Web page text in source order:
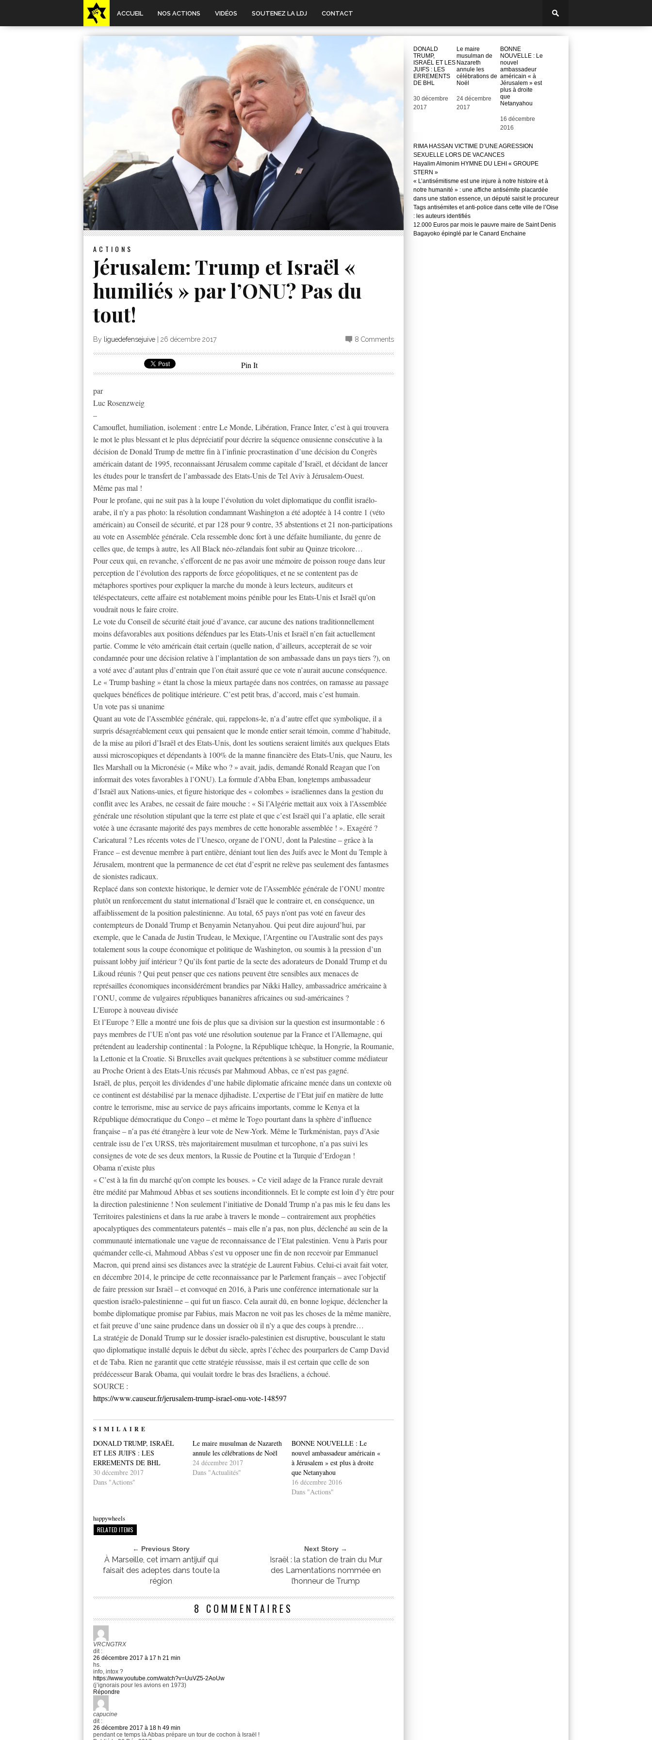
ACCUEIL NOS ACTIONS VIDÉOS SOUTENEZ LA LDJ CONTACT
ACTIONS
Jérusalem: Trump et Israël «
humiliés » par l’ONU? Pas du
tout!
By liguedefensejuive 26 décembre 2017 8 Comments
Pin It
par
Luc Rosenzweig
–
Camouflet, humiliation, isolement : entre Le Monde, Libération, France Inter, c’est à qui trouvera
le mot le plus blessant et le plus dépréciatif pour décrire la séquence onusienne consécutive à la
décision de Donald Trump de mettre fin à l’infinie procrastination d’une décision du Congrès
américain datant de 1995, reconnaissant Jérusalem comme capitale d’Israël, et décidant de lancer
les études pour le transfert de l’ambassade des Etats-Unis de Tel Aviv à Jérusalem-Ouest.
Même pas mal !
Pour le profane, qui ne suit pas à la loupe l’évolution du volet diplomatique du conflit israélo-
arabe, il n’y a pas photo: la résolution condamnant Washington a été adoptée à 14 contre 1 (véto
américain) au Conseil de sécurité, et par 128 pour 9 contre, 35 abstentions et 21 non-participations
au vote en Assemblée générale. Cela ressemble donc fort à une défaite humiliante, du genre de
celles que, de temps à autre, les All Black néo-zélandais font subir au Quinze tricolore…
Pour ceux qui, en revanche, s’efforcent de ne pas avoir une mémoire de poisson rouge dans leur
perception de l’évolution des rapports de force géopolitiques, et ne se contentent pas de
métaphores sportives pour expliquer la marche du monde à leurs lecteurs, auditeurs et
téléspectateurs, cette affaire est notablement moins pénible pour les Etats-Unis et Israël qu’on
voudrait nous le faire croire.
Le vote du Conseil de sécurité était joué d’avance, car aucune des nations traditionnellement
moins défavorables aux positions défendues par les Etats-Unis et Israël n’en fait actuellement
partie. Comme le véto américain était certain (quelle nation, d’ailleurs, accepterait de se voir
condamnée pour une décision relative à l’implantation de son ambassade dans un pays tiers ?), on
a voté avec d’autant plus d’entrain que l’on était assuré que ce vote n’aurait aucune conséquence.
Le « Trump bashing » étant la chose la mieux partagée dans nos contrées, on ramasse au passage
quelques bénéfices de politique intérieure. C’est petit bras, d’accord, mais c’est humain.
Un vote pas si unanime
Quant au vote de l’Assemblée générale, qui, rappelons-le, n’a d’autre effet que symbolique, il a
surpris désagréablement ceux qui pensaient que le monde entier serait témoin, comme d’habitude,
de la mise au pilori d’Israël et des Etats-Unis, dont les soutiens seraient limités aux quelques Etats
aussi microscopiques et dépendants à 100% de la manne financière des Etats-Unis, que Nauru, les
Iles Marshall ou la Micronésie (« Mike who ? » avait, jadis, demandé Ronald Reagan que l’on
informait des votes favorables à l’ONU). La formule d’Abba Eban, longtemps ambassadeur
d’Israël aux Nations-unies, et figure historique des « colombes » israéliennes dans la gestion du
conflit avec les Arabes, ne cessait de faire mouche : « Si l’Algérie mettait aux voix à l’Assemblée
générale une résolution stipulant que la terre est plate et que c’est Israël qui l’a aplatie, elle serait
votée à une écrasante majorité des pays membres de cette honorable assemblée ! ». Exagéré ?
Caricatural ? Les récents votes de l’Unesco, organe de l’ONU, dont la Palestine – grâce à la
France – est devenue membre à part entière, déniant tout lien des Juifs avec le Mont du Temple à
Jérusalem, montrent que la permanence de cet état d’esprit ne relève pas seulement des fantasmes
de sionistes radicaux.
Replacé dans son contexte historique, le dernier vote de l’Assemblée générale de l’ONU montre
plutôt un renforcement du statut international d’Israël que le contraire et, en conséquence, un
affaiblissement de la position palestinienne. Au total, 65 pays n’ont pas voté en faveur des
contempteurs de Donald Trump et Benyamin Netanyahou. Qui peut dire aujourd’hui, par
exemple, que le Canada de Justin Trudeau, le Mexique, l’Argentine ou l’Australie sont des pays
totalement sous la coupe économique et politique de Washington, ou soumis à la pression d’un
puissant lobby juif intérieur ? Qu’ils font partie de la secte des adorateurs de Donald Trump et du
Likoud réunis ? Qui peut penser que ces nations peuvent être sensibles aux menaces de
représailles économiques inconsidérément brandies par Nikki Halley, ambassadrice américaine à
l’ONU, comme de vulgaires républiques bananières africaines ou sud-américaines ?
L’Europe à nouveau divisée
Et l’Europe ? Elle a montré une fois de plus que sa division sur la question est insurmontable : 6
pays membres de l’UE n’ont pas voté une résolution soutenue par la France et l’Allemagne, qui
prétendent au leadership continental : la Pologne, la République tchèque, la Hongrie, la Roumanie,
la Lettonie et la Croatie. Si Bruxelles avait quelques prétentions à se substituer comme médiateur
au Proche Orient à des Etats-Unis récusés par Mahmoud Abbas, ce n’est pas gagné.
Israël, de plus, perçoit les dividendes d’une habile diplomatie africaine menée dans un contexte où
ce continent est déstabilisé par la menace djihadiste. L’expertise de l’Etat juif en matière de lutte
contre le terrorisme, mise au service de pays africains importants, comme le Kenya et la
République démocratique du Congo – et même le Togo pourtant dans la sphère d’influence
française – n’a pas été étrangère à leur vote de New-York. Même le Turkménistan, pays d’Asie
centrale issu de l’ex URSS, très majoritairement musulman et turcophone, n’a pas suivi les
consignes de vote de ses deux mentors, la Russie de Poutine et la Turquie d’Erdogan !
Obama n’existe plus
« C’est à la fin du marché qu’on compte les bouses. » Ce vieil adage de la France rurale devrait
être médité par Mahmoud Abbas et ses soutiens inconditionnels. Et le compte est loin d’y être pour
la direction palestinienne ! Non seulement l’initiative de Donald Trump n’a pas mis le feu dans les
Territoires palestiniens et dans la rue arabe à travers le monde – contrairement aux prophéties
apocalyptiques des commentateurs patentés – mais elle n’a pas, non plus, déclenché au sein de la
communauté internationale une vague de reconnaissance de l’Etat palestinien. Venu à Paris pour
quémander celle-ci, Mahmoud Abbas s’est vu opposer une fin de non recevoir par Emmanuel
Macron, qui prend ainsi ses distances avec la stratégie de Laurent Fabius. Celui-ci avait fait voter,
en décembre 2014, le principe de cette reconnaissance par le Parlement français – avec l’objectif
de faire pression sur Israël – et convoqué en 2016, à Paris une conférence internationale sur la
question israélo-palestinienne – qui fut un fiasco. Cela aurait dû, en bonne logique, déclencher la
bombe diplomatique promise par Fabius, mais Macron ne voit pas les choses de la même manière,
et fait preuve d’une saine prudence dans un dossier où il n’y a que des coups à prendre…
La stratégie de Donald Trump sur le dossier israélo-palestinien est disruptive, bousculant le statu
quo diplomatique installé depuis le début du siècle, après l’échec des pourparlers de Camp David
et de Taba. Rien ne garantit que cette stratégie réussisse, mais il est certain que celle de son
prédécesseur Barak Obama, qui voulait tordre le bras des Israéliens, a échoué.
SOURCE :
https://www.causeur.fr/jerusalem-trump-israel-onu-vote-148597
SIMILAIRE
DONALD TRUMP, ISRAËL
ET LES JUIFS : LES
ERREMENTS DE BHL
30 décembre 2017
Dans "Actions"
Le maire musulman de Nazareth
annule les célébrations de Noël
24 décembre 2017
Dans "Actualités"
BONNE NOUVELLE : Le
nouvel ambassadeur américain «
à Jérusalem » est plus à droite
que Netanyahou
16 décembre 2016
Dans "Actions"
happywheels
RELATED ITEMS
← Previous Story
À Marseille, cet imam antijuif qui
faisait des adeptes dans toute la
région
Next Story →
Israël : la station de train du Mur
des Lamentations nommée en
l’honneur de Trump
8 COMMENTAIRES
VRCNGTRX
dit :
26 décembre 2017 à 17 h 21 min
hs.
info, intox ?
https://www.youtube.com/watch?v=UuVZ5-2AoUw
(j’ignorais pour les avions en 1973)
Répondre
capucine
dit :
26 décembre 2017 à 18 h 49 min
pendant ce temps là Abbas prépare un tour de cochon à Israël !
DONALD
TRUMP,
ISRAËL ET LES
JUIFS : LES
ERREMENTS
DE BHL
Date
30 décembre
2017
Le maire
musulman de
Nazareth
annule les
célébrations de
Noël
Date
24 décembre
2017
BONNE
NOUVELLE : Le
nouvel
ambassadeur
américain « à
Jérusalem » est
plus à droite
que
Netanyahou
Date
16 décembre
2016
RIMA HASSAN VICTIME D’UNE AGRESSION
SEXUELLE LORS DE VACANCES
Hayalim Almonim HYMNE DU LEHI « GROUPE
STERN »
« L’antisémitisme est une injure à notre histoire et à
notre humanité » : une affiche antisémite placardée
dans une station essence, un député saisit le procureur
Tags antisémites et anti-police dans cette ville de l’Oise
: les auteurs identifiés
12.000 Euros par mois le pauvre maire de Saint Denis
Bagayoko épinglé par le Canard Enchaine